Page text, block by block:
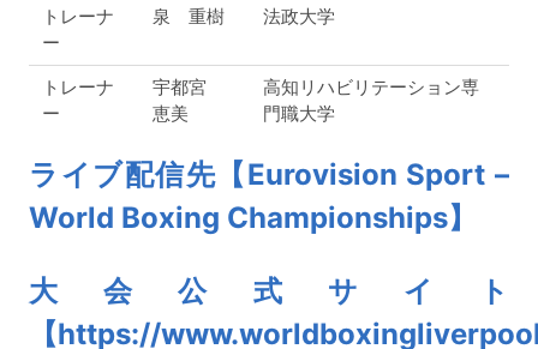
トレーナ
ー
泉 重樹 法政大学
トレーナ
ー
宇都宮
恵美
高知リハビリテーション専
門職大学
ライブ配信先【Eurovision Sport –
World Boxing Championships】
大会公式サイト
【https://